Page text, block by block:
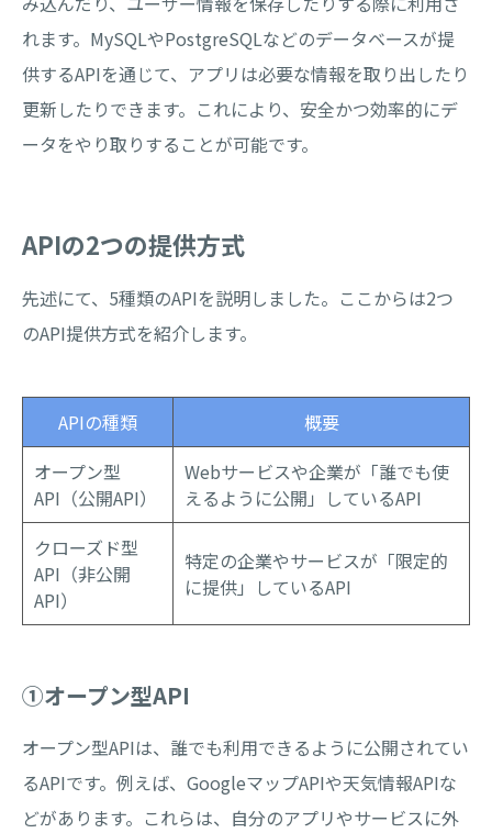
れます。MySQLやPostgreSQLなどのデータベースが提
供するAPIを通じて、アプリは必要な情報を取り出したり
更新したりできます。これにより、安全かつ効率的にデ
ータをやり取りすることが可能です。
APIの2つの提供方式
先述にて、5種類のAPIを説明しました。ここからは2つ
のAPI提供方式を紹介します。
APIの種類
概要
オープン型
API（公開API）
Webサービスや企業が「誰でも使
えるように公開」しているAPI
クローズド型
API（非公開
API）
特定の企業やサービスが「限定的
に提供」しているAPI
①オープン型API
オープン型APIは、誰でも利用できるように公開されてい
るAPIです。例えば、GoogleマップAPIや天気情報APIな
どがあります。これらは、自分のアプリやサービスに外